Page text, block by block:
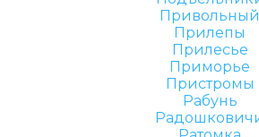
Привольный
Прилепы
Прилесье
Приморье
Пристромы
Рабунь